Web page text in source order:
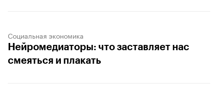
Социальная экономика
Нейромедиаторы: что заставляет нас
смеяться и плакать